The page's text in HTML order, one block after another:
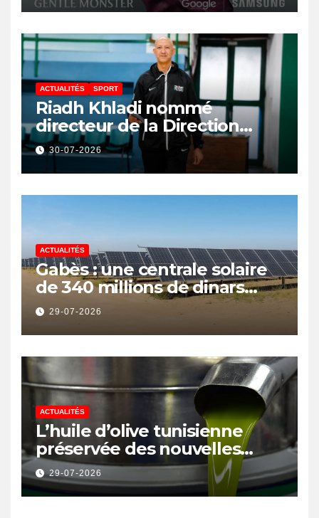
ACTUALITÉS SPORT
Riadh Khladi nommé
directeur de la Direction
Nationale de l’Arbitrage
30-07-2026
ACTUALITÉS
Gabès : une centrale solaire
de 340 millions de dinars
pour renforcer la transition
énergétique et créer 400
emplois
29-07-2026
ACTUALITÉS
L’huile d’olive tunisienne
préservée des nouvelles
surtaxes américaines de
Donald Trump
29-07-2026